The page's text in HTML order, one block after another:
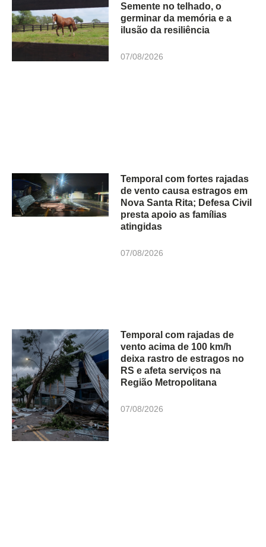
Semente no telhado, o
germinar da memória e a
ilusão da resiliência
07/08/2026
Temporal com fortes rajadas
de vento causa estragos em
Nova Santa Rita; Defesa Civil
presta apoio as famílias
atingidas
07/08/2026
Temporal com rajadas de
vento acima de 100 km/h
deixa rastro de estragos no
RS e afeta serviços na
Região Metropolitana
07/08/2026